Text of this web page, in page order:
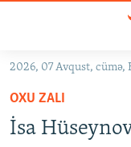
Əsas
qayıt
Əsas
KORRUPSIOMETR
2026, 07 Avqust, cümə,
OXU ZALI
İsa